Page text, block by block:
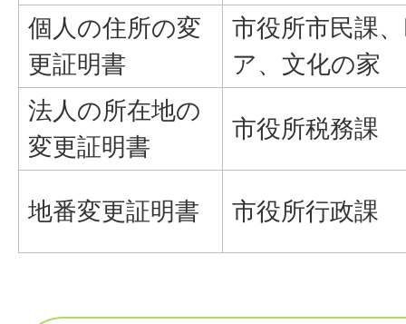
個人の住所の変
更証明書
市役所市民課
ア、文化の家
法人の所在地の
変更証明書
市役所税務課
地番変更証明書 市役所行政課